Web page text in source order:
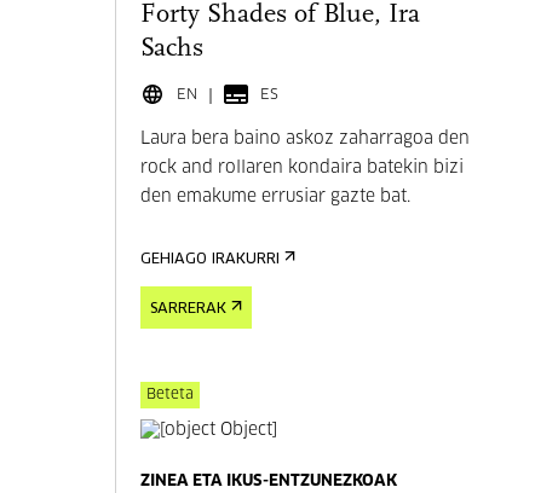
Forty Shades of Blue, Ira
Sachs
EN ES
Laura bera baino askoz zaharragoa den
rock and rollaren kondaira batekin bizi
den emakume errusiar gazte bat.
GEHIAGO IRAKURRI
SARRERAK
Beteta
ZINEA ETA IKUS-ENTZUNEZKOAK